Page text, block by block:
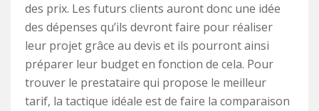
des prix. Les futurs clients auront donc une idée
des dépenses qu’ils devront faire pour réaliser
leur projet grâce au devis et ils pourront ainsi
préparer leur budget en fonction de cela. Pour
trouver le prestataire qui propose le meilleur
tarif, la tactique idéale est de faire la comparaison